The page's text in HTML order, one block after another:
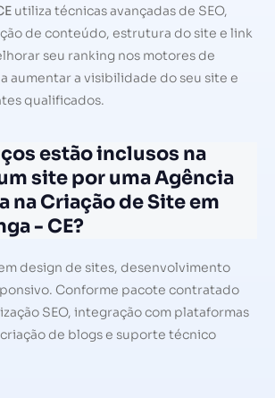
utiliza técnicas avançadas de SEO,
de conteúdo, estrutura do site e link
seu ranking nos motores de
aumentar a visibilidade do seu site e
qualificados.
estão inclusos na
site por uma Agência
na Criação de Site em
- CE?
design de sites, desenvolvimento
Conforme pacote contratado
SEO, integração com plataformas
de blogs e suporte técnico